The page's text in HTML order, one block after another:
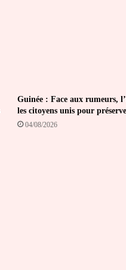
Guinée : Face aux rumeurs,
les citoyens unis pour
04/08/2026